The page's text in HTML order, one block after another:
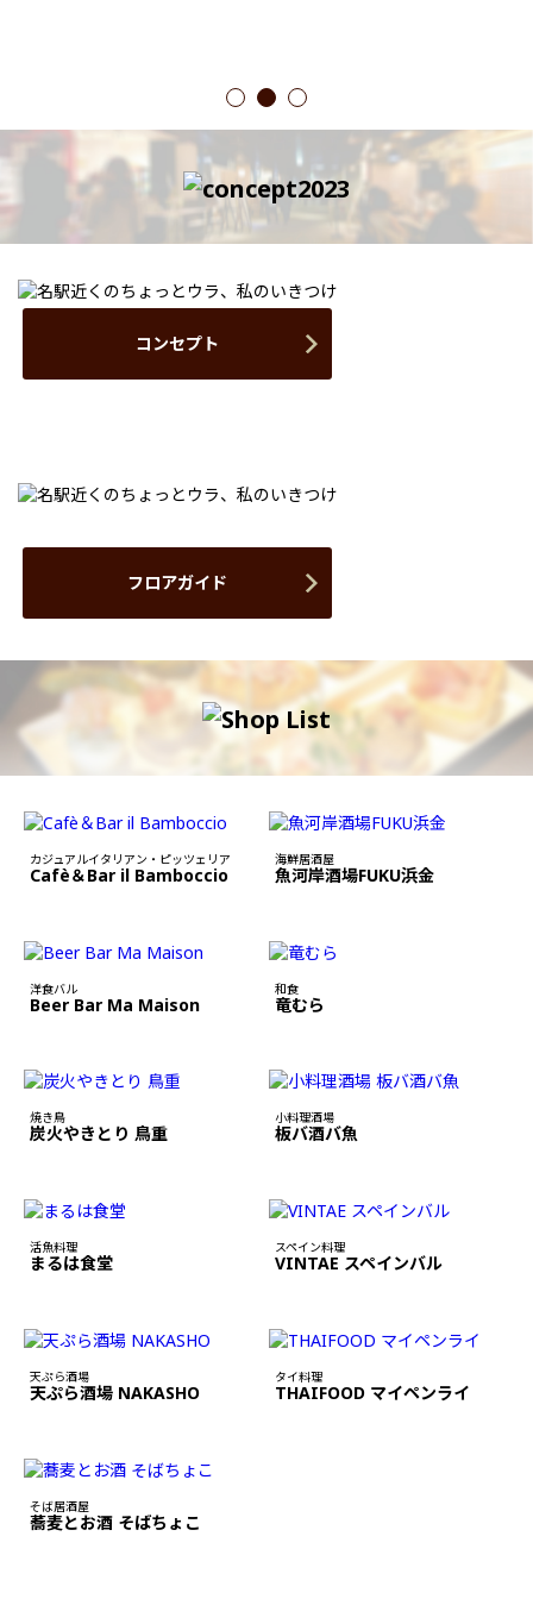
1 2 3
コンセプト
フロアガイド
カジュアルイタリアン・ピッツェリア
Cafè＆Bar il Bamboccio
海鮮居酒屋
魚河岸酒場FUKU浜金
洋食バル
Beer Bar Ma Maison
和食
竜むら
焼き鳥
炭火やきとり 鳥重
小料理酒場
板バ酒バ魚
活魚料理
まるは食堂
スペイン料理
VINTAE スペインバル
天ぷら酒場
天ぷら酒場 NAKASHO
タイ料理
THAIFOOD マイペンライ
そば居酒屋
蕎麦とお酒 そばちょこ